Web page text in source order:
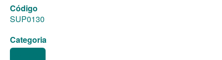
Código
SUP0130
Categoria